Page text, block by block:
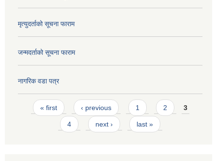
मृत्युदर्ताको सूचना फाराम
जन्मदर्ताको सूचना फाराम
नागरिक वडा पत्र
Pages
« first ‹ previous 1 2 3
4 next › last »